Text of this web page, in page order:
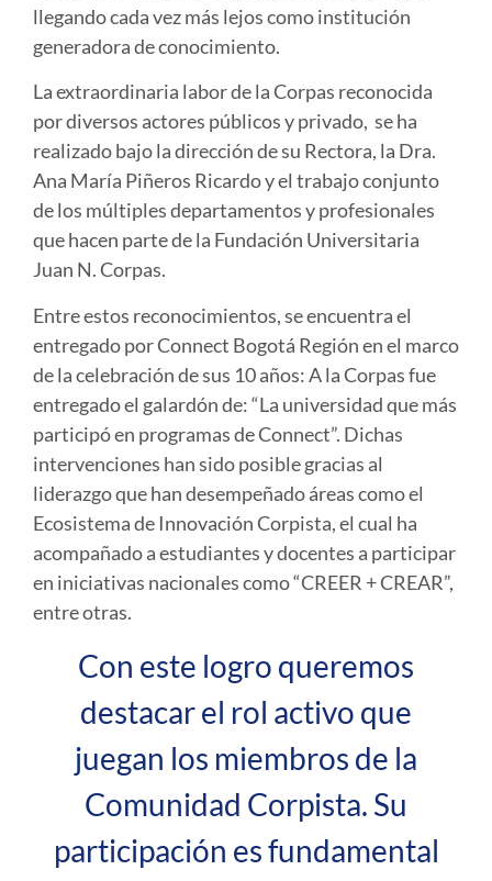
llegando cada vez más lejos como institución
generadora de conocimiento.
La extraordinaria labor de la Corpas reconocida
por diversos actores públicos y privado, se ha
realizado bajo la dirección de su Rectora, la Dra.
Ana María Piñeros Ricardo y el trabajo conjunto
de los múltiples departamentos y profesionales
que hacen parte de la Fundación Universitaria
Juan N. Corpas.
Entre estos reconocimientos, se encuentra el
entregado por Connect Bogotá Región en el marco
de la celebración de sus 10 años: A la Corpas fue
entregado el galardón de: “La universidad que más
participó en programas de Connect”. Dichas
intervenciones han sido posible gracias al
liderazgo que han desempeñado áreas como el
Ecosistema de Innovación Corpista, el cual ha
acompañado a estudiantes y docentes a participar
en iniciativas nacionales como “CREER + CREAR”,
entre otras.
Con este logro queremos
destacar el rol activo que
juegan los miembros de la
Comunidad Corpista. Su
participación es fundamental